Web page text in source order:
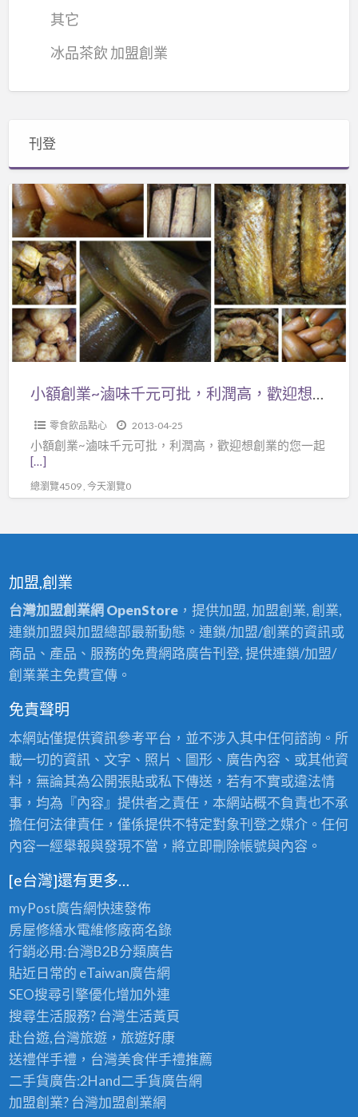
其它
冰品茶飲 加盟創業
刊登
小
額
創
業
~
滷
味
千
元
歡
想
業
的
您
一
起
拼
小額創業~滷味千元可批，利潤高，歡迎想創業的您一起打拼
零食飲品點心 2013-04-25
小額創業~滷味千元可批，利潤高，歡迎想創業的您一起
[…]
總瀏覽4509 , 今天瀏覽0
加盟,創業
台灣加盟創業網 OpenStore，提供加盟, 加盟創業, 創業,
連鎖加盟與加盟總部最新動態。連鎖/加盟/創業的資訊或
商品、產品、服務的免費網路廣告刊登, 提供連鎖/加盟/
創業業主免費宣傳。
免責聲明
本網站僅提供資訊參考平台，並不涉入其中任何諮詢。所
載一切的資訊、文字、照片、圖形、廣告內容、或其他資
料，無論其為公開張貼或私下傳送，若有不實或違法情
事，均為『內容』提供者之責任，本網站概不負責也不承
擔任何法律責任，僅係提供不特定對象刊登之媒介。任何
內容一經舉報與發現不當，將立即刪除帳號與內容。
[e台灣]還有更多…
myPost廣告網快速發佈
房屋修繕水電維修廠商名錄
行銷必用:台灣B2B分類廣告
貼近日常的 eTaiwan廣告網
SEO搜尋引擎優化增加外連
搜尋生活服務? 台灣生活黃頁
赴台遊,台灣旅遊，旅遊好康
送禮伴手禮，台灣美食伴手禮推薦
二手貨廣告:2Hand二手貨廣告網
加盟創業? 台灣加盟創業網